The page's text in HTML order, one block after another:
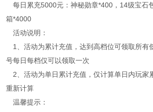
每日累充5000元：神秘勋章*400，14级宝石
箱*4000
活动说明：
1、活动为累计充值，达到高档位可领取所有
号每日每档仅可以领取一次
2、活动为单日累计充值，仅计算单日内玩家
重新计算
温馨提示：